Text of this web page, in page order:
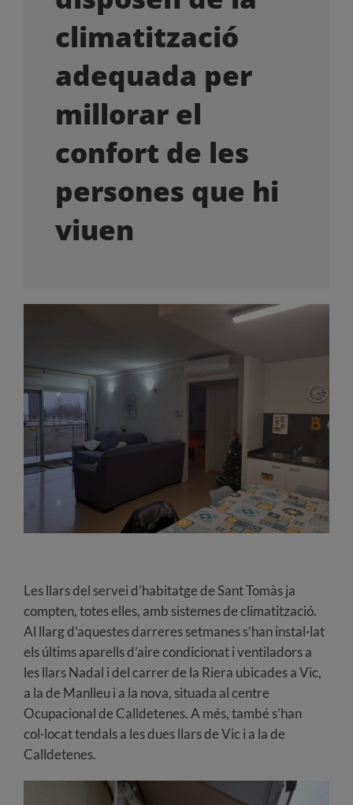
OFERTES LABORALS
LA BOTIGA
climatització
adequada per
millorar el
confort de les
persones que hi
viuen
Les llars del servei d’habitatge de Sant Tomàs ja
compten, totes elles, amb sistemes de climatització.
Al llarg d’aquestes darreres setmanes s’han instal·lat
els últims aparells d’aire condicionat i ventiladors a
les llars Nadal i del carrer de la Riera ubicades a Vic,
a la de Manlleu i a la nova, situada al centre
Ocupacional de Calldetenes. A més, també s’han
col·locat tendals a les dues llars de Vic i a la de
Calldetenes.